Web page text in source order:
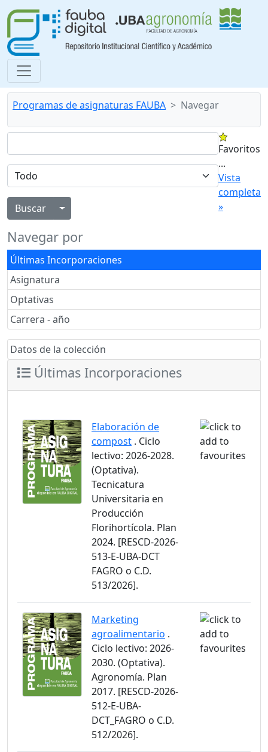
Programas de asignaturas FAUBA Navegar
Alternar menú desplegable
Favoritos
...
Vista
completa
»
Navegar por
Últimas Incorporaciones
Asignatura
Optativas
Carrera - año
Datos de la colección
Últimas Incorporaciones
Elaboración de
compost . Ciclo
lectivo: 2026-2028.
(Optativa).
Tecnicatura
Universitaria en
Producción
Florihortícola. Plan
2024. [RESCD-2026-
513-E-UBA-DCT
FAGRO o C.D.
513/2026].
Marketing
agroalimentario .
Ciclo lectivo: 2026-
2030. (Optativa).
Agronomía. Plan
2017. [RESCD-2026-
512-E-UBA-
DCT_FAGRO o C.D.
512/2026].